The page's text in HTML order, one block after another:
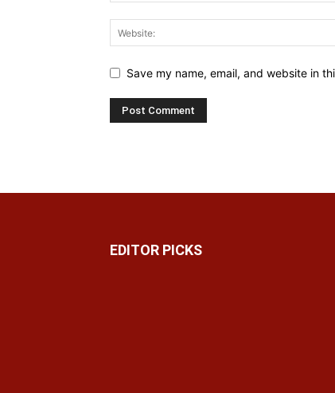
Save my name, email, and website in
EDITOR PICKS